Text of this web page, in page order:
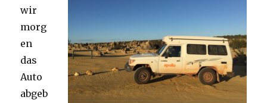
wir
morg
en
das
Auto
abgeb